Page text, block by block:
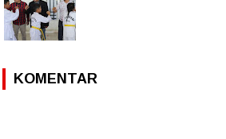
KOMENTAR